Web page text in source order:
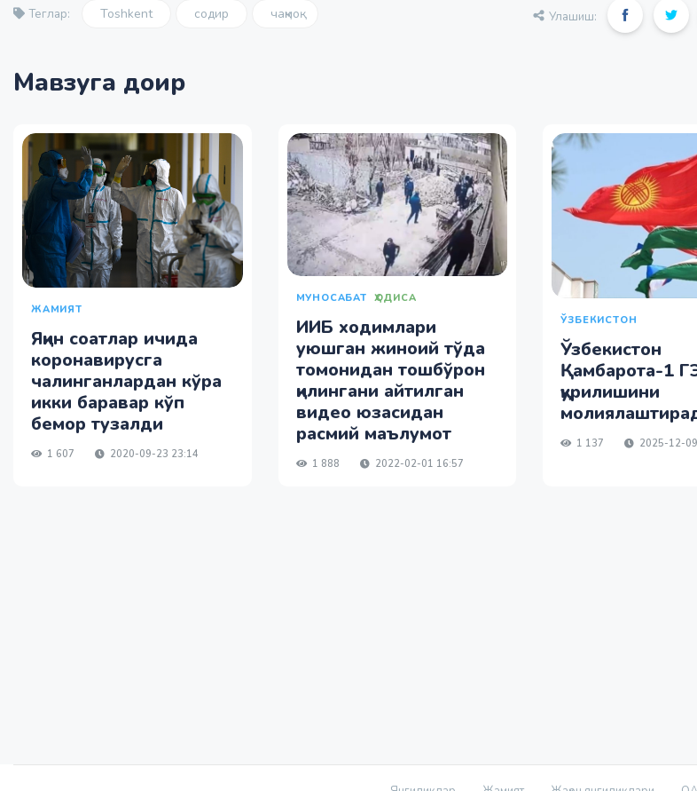
Теглар: Toshkent содир чақмоқ Улашиш:
Мавзуга доир
ЖАМИЯТ
Яқин соатлар ичида
коронавирусга
чалинганлардан кўра
икки баравар кўп
бемор тузалди
1 607 2020-09-23 23:14
МУНОСАБАТ ҲОДИСА
ИИБ ходимлари
уюшган жиноий тўда
томонидан тошбўрон
қилингани айтилган
видео юзасидан
расмий маълумот
1 888 2022-02-01 16:57
ЎЗБЕКИСТОН
Ўзбекистон
Қамбарота-1
қурилишини
1 137 2025-12-